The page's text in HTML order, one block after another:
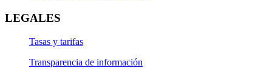
LEGALES
Tasas y tarifas
Transparencia de información